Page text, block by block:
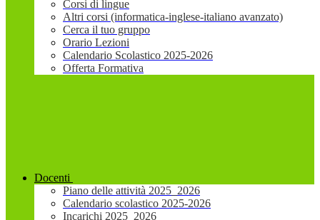
Corsi di lingue
Altri corsi (informatica-inglese-italiano avanzato)
Cerca il tuo gruppo
Orario Lezioni
Calendario Scolastico 2025-2026
Offerta Formativa
Docenti
Piano delle attività 2025_2026
Calendario scolastico 2025-2026
Incarichi 2025_2026